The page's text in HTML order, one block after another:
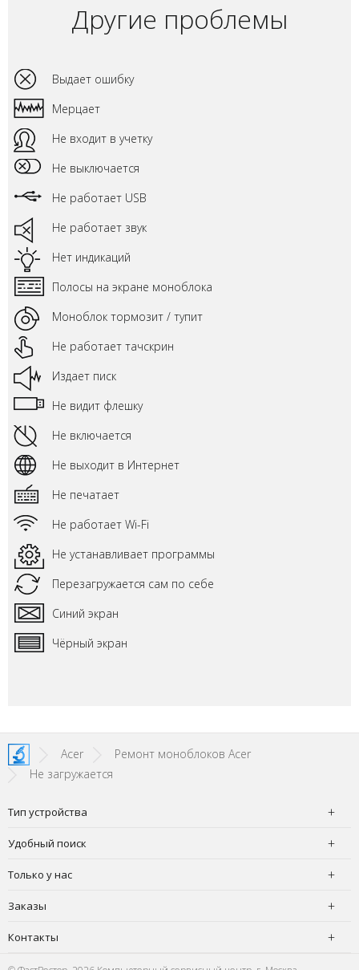
Другие проблемы
Выдает ошибку
Мерцает
Не входит в учетку
Не выключается
Не работает USB
Не работает звук
Нет индикаций
Полосы на экране моноблока
Моноблок тормозит / тупит
Не работает тачскрин
Издает писк
Не видит флешку
Не включается
Не выходит в Интернет
Не печатает
Не работает Wi-Fi
Не устанавливает программы
Перезагружается сам по себе
Синий экран
Чёрный экран
Acer
Ремонт моноблоков Acer
Не загружается
Тип устройства
Удобный поиск
Только у нас
Заказы
Контакты